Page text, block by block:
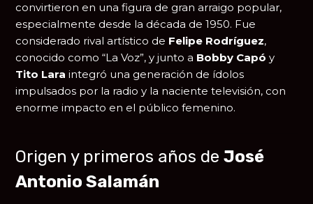
convirtieron en una figura de gran arraigo popular,
especialmente desde la década de 1950. Fue
considerado rival artístico de Felipe Rodríguez,
conocido como “La Voz”, y junto a Bobby Capó y
Tito Lara integró una generación de ídolos
impulsados por la radio y la naciente televisión, con
enorme impacto en el público femenino.
Origen y primeros años deJosé
Antonio Salamán